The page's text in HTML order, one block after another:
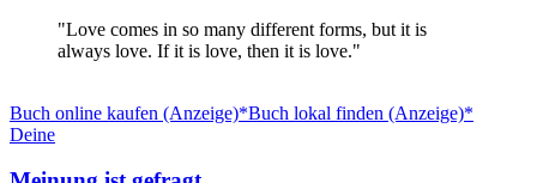
"Love comes in so many different forms, but it is
always love. If it is love, then it is love."
Buch online kaufen (Anzeige)*Buch lokal finden (Anzeige)*
Deine